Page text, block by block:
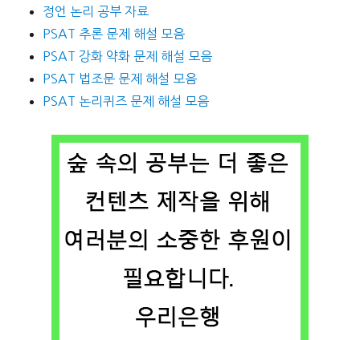
정언 논리 공부 자료
PSAT 추론 문제 해설 모음
PSAT 강화 약화 문제 해설 모음
PSAT 법조문 문제 해설 모음
PSAT 논리퀴즈 문제 해설 모음